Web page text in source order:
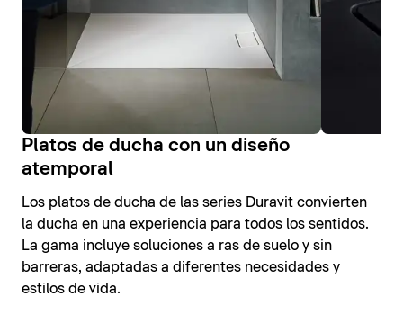
Platos de ducha con un diseño
atemporal
Los platos de ducha de las series Duravit convierten
la ducha en una experiencia para todos los sentidos.
La gama incluye soluciones a ras de suelo y sin
barreras, adaptadas a diferentes necesidades y
estilos de vida.